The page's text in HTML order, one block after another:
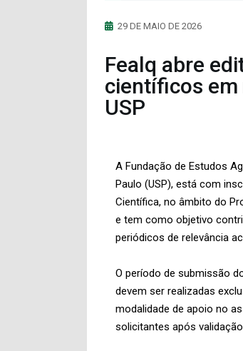
29 DE MAIO DE 2026
Fealq abre
científicos em
USP
A Fundação de Estudos
Paulo (USP), está com
Científica, no âmbito do
e tem como objetivo
periódicos de relevância
O período de submissão
devem ser realizadas
modalidade de apoio no
solicitantes após